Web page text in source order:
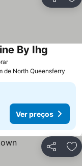
Partilhar
Ver preços
By Ihg
de North Queensferry
Ver preços
Partilhar